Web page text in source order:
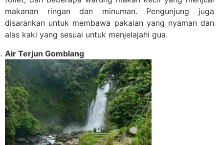
makanan ringan dan minuman. Pengunjung juga
disarankan untuk membawa pakaian yang nyaman dan
alas kaki yang sesuai untuk menjelajahi gua.
Air Terjun Gomblang